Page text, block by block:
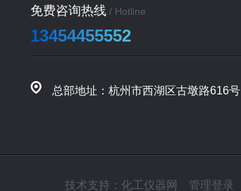
免费咨询热线 / Hotline
13454455552
总部地址：杭州市西湖区古墩路616号
技术支持： 化工仪器网 管理登录